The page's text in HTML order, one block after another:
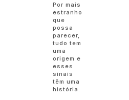
Por mais
estranho
que
possa
parecer,
tudo tem
uma
origem e
esses
sinais
têm uma
história.